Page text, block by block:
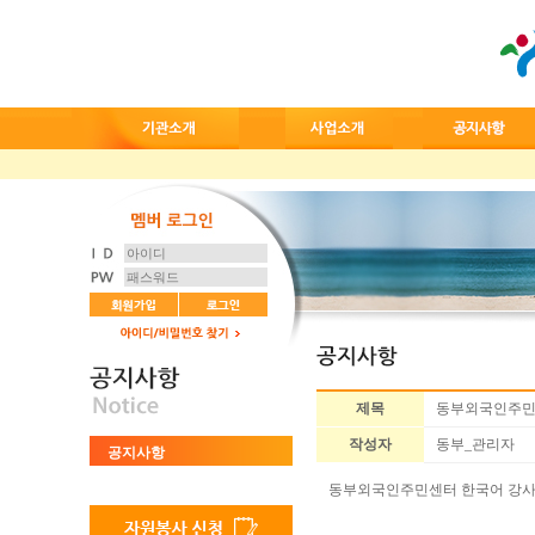
공지사항
제목 동부외국인주
작성자 동부_관리자
동부외국인주민센터 한국어 강